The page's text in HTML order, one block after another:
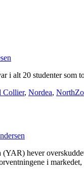
i alt 20 studenter som
Collier, Nordea,
hever
i